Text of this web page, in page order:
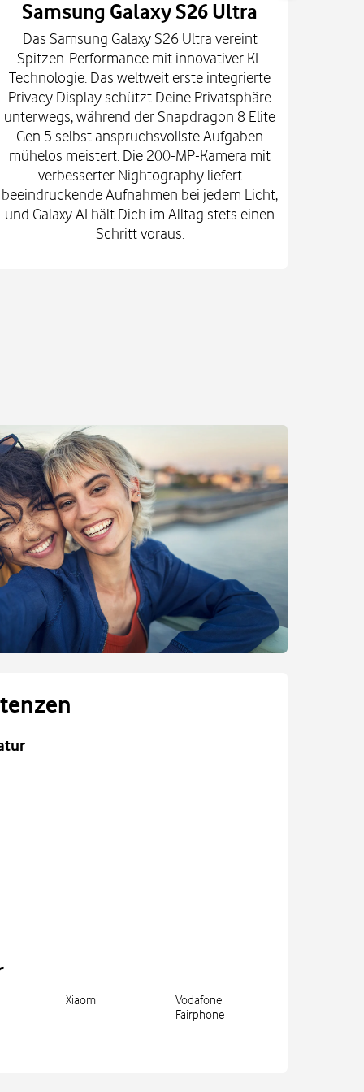
Samsung Galaxy S26 Ultra
Das Samsung Galaxy S26 Ultra vereint
Spitzen-Performance mit innovativer KI-
Technologie. Das weltweit erste integrierte
Privacy Display schützt Deine Privatsphäre
unterwegs, während der Snapdragon 8 Elite
Gen 5 selbst anspruchsvollste Aufgaben
mühelos meistert. Die 200-MP-Kamera mit
verbesserter Nightography liefert
beeindruckende Aufnahmen bei jedem Licht,
und Galaxy AI hält Dich im Alltag stets einen
Schritt voraus.
Xiaomi
Vodafone
Fairphone